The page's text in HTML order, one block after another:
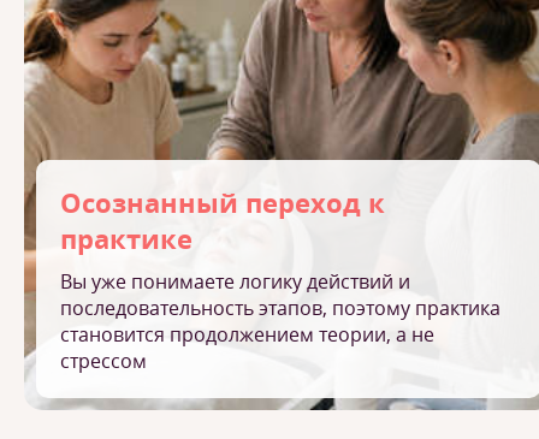
Осознанный переход к
практике
Вы уже понимаете логику действий и
последовательность этапов, поэтому практика
становится продолжением теории, а не
стрессом